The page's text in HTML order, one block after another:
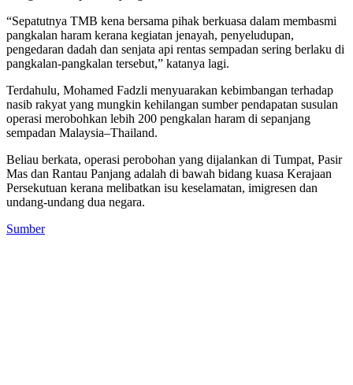
“Sepatutnya TMB kena bersama pihak berkuasa dalam membasmi
pangkalan haram kerana kegiatan jenayah, penyeludupan,
pengedaran dadah dan senjata api rentas sempadan sering berlaku di
pangkalan-pangkalan tersebut,” katanya lagi.
Terdahulu, Mohamed Fadzli menyuarakan kebimbangan terhadap
nasib rakyat yang mungkin kehilangan sumber pendapatan susulan
operasi merobohkan lebih 200 pengkalan haram di sepanjang
sempadan Malaysia–Thailand.
Beliau berkata, operasi perobohan yang dijalankan di Tumpat, Pasir
Mas dan Rantau Panjang adalah di bawah bidang kuasa Kerajaan
Persekutuan kerana melibatkan isu keselamatan, imigresen dan
undang-undang dua negara.
Sumber